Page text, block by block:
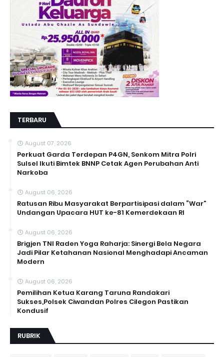
TERBARU
August 07, 2026
Perkuat Garda Terdepan P4GN, Senkom Mitra Polri
Sulsel Ikuti Bimtek BNNP Cetak Agen Perubahan Anti
Narkoba
August 06, 2026
Ratusan Ribu Masyarakat Berpartisipasi dalam “War”
Undangan Upacara HUT ke-81 Kemerdekaan RI
August 06, 2026
Brigjen TNI Raden Yoga Raharja: Sinergi Bela Negara
Jadi Pilar Ketahanan Nasional Menghadapi Ancaman
Modern
August 06, 2026
Pemilihan Ketua Karang Taruna Randakari
Sukses,Polsek Ciwandan Polres Cilegon Pastikan
Kondusif
RUBRIK